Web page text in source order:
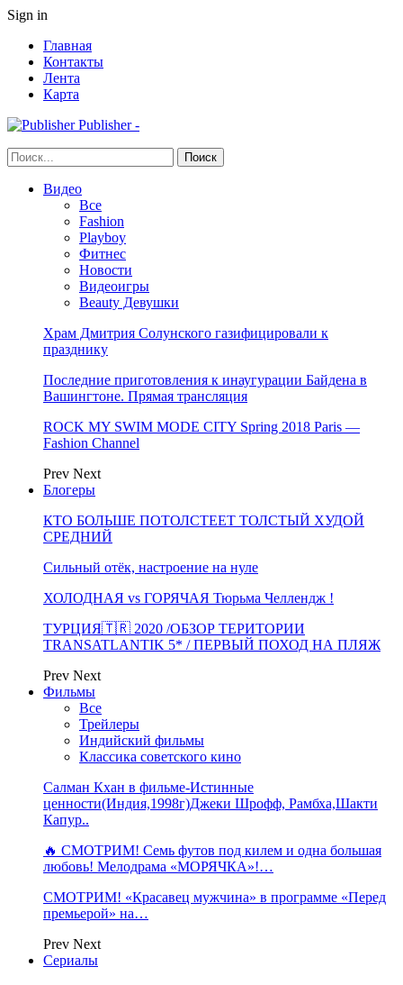
Sign in
Главная
Контакты
Лента
Карта
Publisher -
Видео
Все
Fashion
Playboy
Фитнес
Новости
Видеоигры
Beauty Девушки
Храм Дмитрия Солунского газифицировали к
празднику
Последние приготовления к инаугурации Байдена в
Вашингтоне. Прямая трансляция
ROCK MY SWIM MODE CITY Spring 2018 Paris —
Fashion Channel
Prev Next
Блогеры
КТО БОЛЬШЕ ПОТОЛСТЕЕТ ТОЛСТЫЙ ХУДОЙ
СРЕДНИЙ
Сильный отёк, настроение на нуле
ХОЛОДНАЯ vs ГОРЯЧАЯ Тюрьма Челлендж !
ТУРЦИЯ🇹🇷 2020 /ОБЗОР ТЕРИТОРИИ
TRANSATLANTIK 5* / ПЕРВЫЙ ПОХОД НА ПЛЯЖ
Prev Next
Фильмы
Все
Трейлеры
Индийский фильмы
Классика советского кино
Салман Кхан в фильме-Истинные
ценности(Индия,1998г)Джеки Шрофф, Рамбха,Шакти
Капур..
🔥 СМОТРИМ! Семь футов под килем и одна большая
любовь! Мелодрама «МОРЯЧКА»!…
СМОТРИМ! «Красавец мужчина» в программе «Перед
премьерой» на…
Prev Next
Сериалы